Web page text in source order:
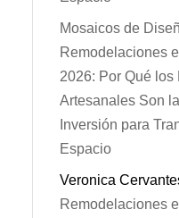
Mosaicos de
Remodelaciones
2026: Por Qué los
Artesanales Son
Inversión para
Espacio
Veronica
Remodelaciones